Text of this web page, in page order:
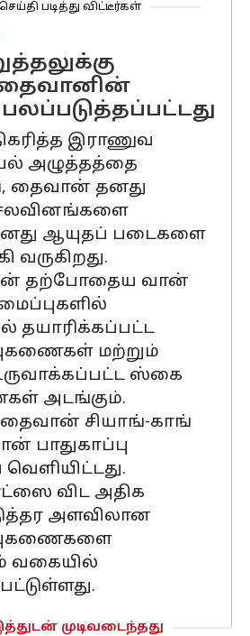
படித்து விட்டீர்கள்
தைவானின்
பலப்படுத்தப்பட்டது
இராணுவ
அழுத்தத்தை
தைவான் தனது
ஆயுதப் படைகளை
வருகிறது.
தற்போதைய வான்
தயாரிக்கப்பட்ட
மற்றும்
ஸ்கை
அடங்கும்.
தைவான் சியாங்-காங்
பாதுகாப்பு
விட அதிக
அளவிலான
வகையில்
முடிவடைந்தது